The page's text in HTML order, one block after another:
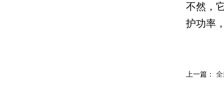
不然，
护功率
上一篇：